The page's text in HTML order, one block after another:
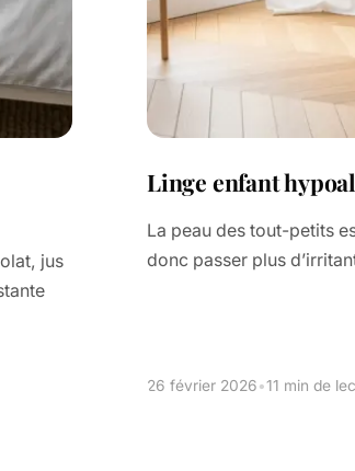
jus
Linge enfant
La peau des tout-petits
donc passer plus
26 février 2026•11 min de